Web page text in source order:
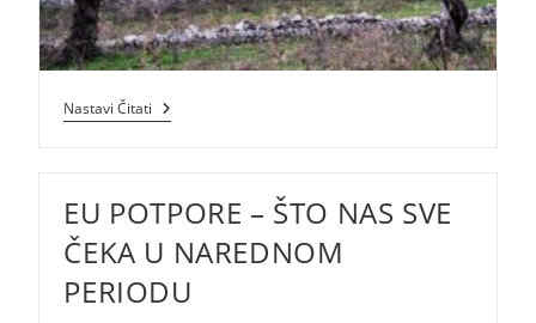
Nastavi Čitati Potpora
Za
S
Ostvarenjem
Ciljeva
Poljoprivrede,
Okoliša
I
EU POTPORE – ŠTO NAS SVE
ČEKA U NAREDNOM
PERIODU